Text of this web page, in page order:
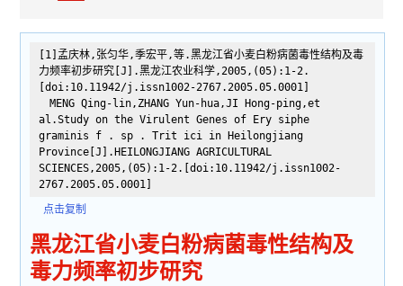
[1]孟庆林,张匀华,季宏平,等.黑龙江省小麦白粉病菌毒性结构及毒
力频率初步研究[J].黑龙江农业科学,2005,(05):1-2.
[doi:10.11942/j.issn1002-2767.2005.05.0001]
MENG Qing-lin,ZHANG Yun-hua,JI Hong-ping,et
al.Study on the Virulent Genes of Ery siphe
graminis f . sp . Trit ici in Heilongjiang
Province[J].HEILONGJIANG AGRICULTURAL
SCIENCES,2005,(05):1-2.[doi:10.11942/j.issn1002-
2767.2005.05.0001]
点击复制
黑龙江省小麦白粉病菌毒性结构及
毒力频率初步研究